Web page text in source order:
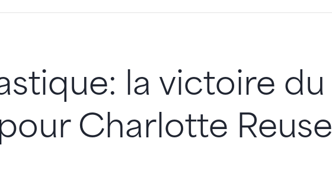
la victoire du
Charlotte Reuse